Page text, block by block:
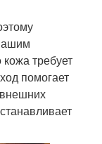
требует
помогает